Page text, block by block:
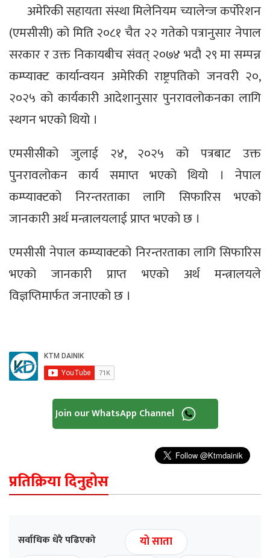
अमेरिकी सहायता संस्था मिलेनियम च्यालेन्ज कर्पोरेशन
(एमसीसी) को मिति २०८१ चैत २२ गतेको पत्रानुसार नेपाल
सरकार र उक्त निकायबीच संवत् २०७४ भदौ २९ मा सम्पन्न
कम्प्याक्ट कार्यान्वयन अमेरिकी राष्ट्रपतिको जनवरी २०,
२०२५ को कार्यकारी आदेशानुसार पुनरावलोकनका लागि
स्थगन भएको थियो ।
एमसीसीको जुलाई २४, २०२५ को पत्रबाट उक्त
पुनरावलोकन कार्य समाप्त भएको थियो । नेपाल
कम्प्याक्टको निरन्तरताका लागि सिफारिस भएको
जानकारी अर्थ मन्त्रालयलाई प्राप्त भएको छ ।
एमसीसी नेपाल कम्प्याक्टको निरन्तरताका लागि सिफारिस
भएको जानकारी प्राप्त भएको अर्थ मन्त्रालयले
विज्ञप्तिमार्फत जनाएको छ ।
Join our WhatsApp Channel
प्रतिक्रिया दिनुहोस
सर्वाधिक धेरै पढिएको
यो साता